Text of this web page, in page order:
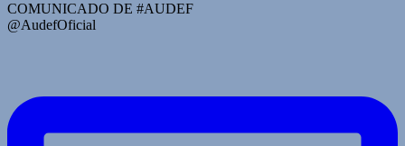
COMUNICADO DE #AUDEF
@AudefOficial